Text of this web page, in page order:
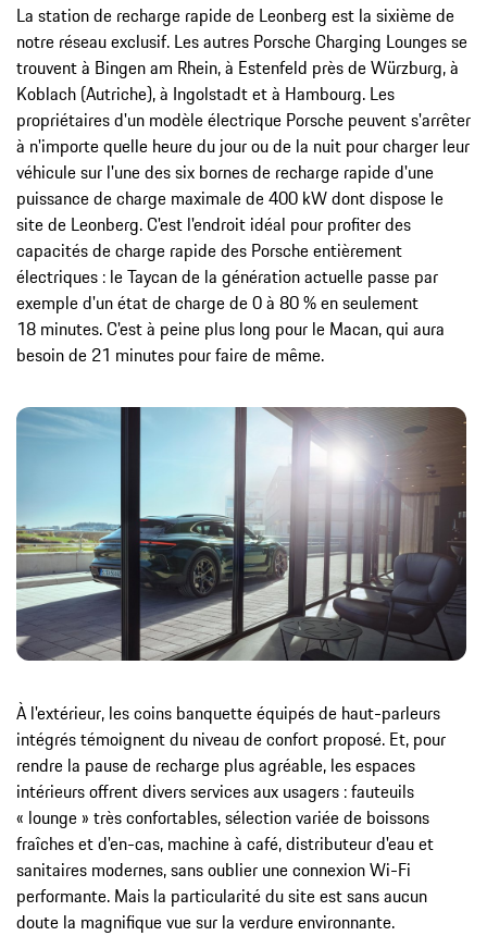
La station de recharge rapide de Leonberg est la sixième de
notre réseau exclusif. Les autres Porsche Charging Lounges se
trouvent à Bingen am Rhein, à Estenfeld près de Würzburg, à
Koblach (Autriche), à Ingolstadt et à Hambourg. Les
propriétaires d'un modèle électrique Porsche peuvent s'arrêter
à n'importe quelle heure du jour ou de la nuit pour charger leur
véhicule sur l'une des six bornes de recharge rapide d'une
puissance de charge maximale de 400 kW dont dispose le
site de Leonberg. C'est l'endroit idéal pour profiter des
capacités de charge rapide des Porsche entièrement
électriques : le Taycan de la génération actuelle passe par
exemple d'un état de charge de 0 à 80 % en seulement
18 minutes. C'est à peine plus long pour le Macan, qui aura
besoin de 21 minutes pour faire de même.
À l'extérieur, les coins banquette équipés de haut-parleurs
intégrés témoignent du niveau de confort proposé. Et, pour
rendre la pause de recharge plus agréable, les espaces
intérieurs offrent divers services aux usagers : fauteuils
« lounge » très confortables, sélection variée de boissons
fraîches et d'en-cas, machine à café, distributeur d'eau et
sanitaires modernes, sans oublier une connexion Wi-Fi
performante. Mais la particularité du site est sans aucun
doute la magnifique vue sur la verdure environnante.